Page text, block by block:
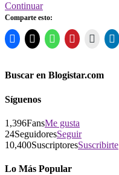
Continuar
Comparte esto:
Buscar en Blogistar.com
Síguenos
1,396FansMe gusta
24SeguidoresSeguir
10,400SuscriptoresSuscribirte
Lo Más Popular